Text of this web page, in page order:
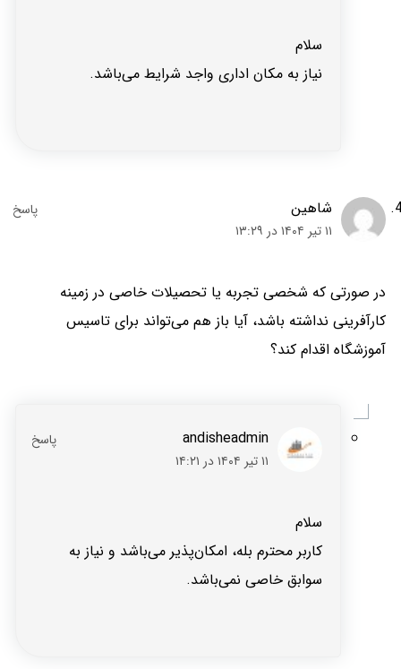
سلام
نیاز به مکان اداری واجد شرایط می‌باشد.
شاهین
۱۱ تیر ۱۴۰۴ در ۱۳:۲۹
در صورتی که شخصی تجربه یا تحصیلات خاصی در زمینه
کارآفرینی نداشته باشد، آیا باز هم می‌تواند برای تاسیس
آموزشگاه اقدام کند؟
andisheadmin
۱۱ تیر ۱۴۰۴ در ۱۴:۲۱
سلام
کاربر محترم بله‌، امکان‌پذیر می‌باشد و نیاز به
سوابق خاصی نمی‌باشد.